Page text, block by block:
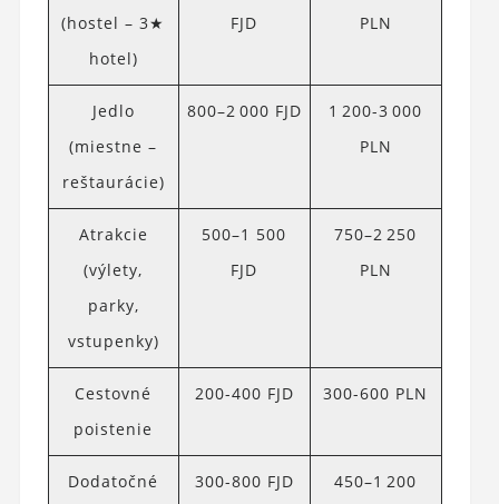
(hostel – 3★
hotel)
FJD
PLN
Jedlo
(miestne –
reštaurácie)
800–2 000 FJD
1 200-3 000
PLN
Atrakcie
(výlety,
parky,
vstupenky)
500–1 500
FJD
750–2 250
PLN
Cestovné
poistenie
200-400 FJD 300-600 PLN
Dodatočné
300-800 FJD
450–1 200